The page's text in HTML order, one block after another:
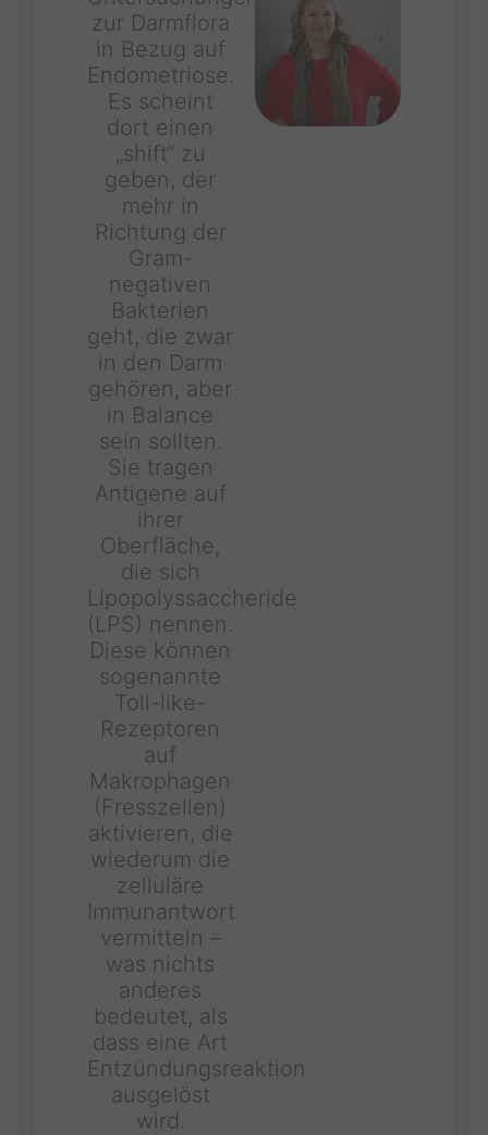
zur Darmflora
in Bezug auf
Endometriose.
Es scheint
dort einen
„shift“ zu
geben, der
mehr in
Richtung der
Gram-
negativen
Bakterien
geht, die zwar
in den Darm
gehören, aber
in Balance
sein sollten.
Sie tragen
Antigene auf
ihrer
Oberfläche,
die sich
Lipopolyssaccheride
(LPS) nennen.
Diese können
sogenannte
Toll-like-
Rezeptoren
auf
Makrophagen
(Fresszellen)
aktivieren, die
wiederum die
zelluläre
Immunantwort
vermitteln –
was nichts
anderes
bedeutet, als
dass eine Art
Entzündungsreaktion
ausgelöst
wird.